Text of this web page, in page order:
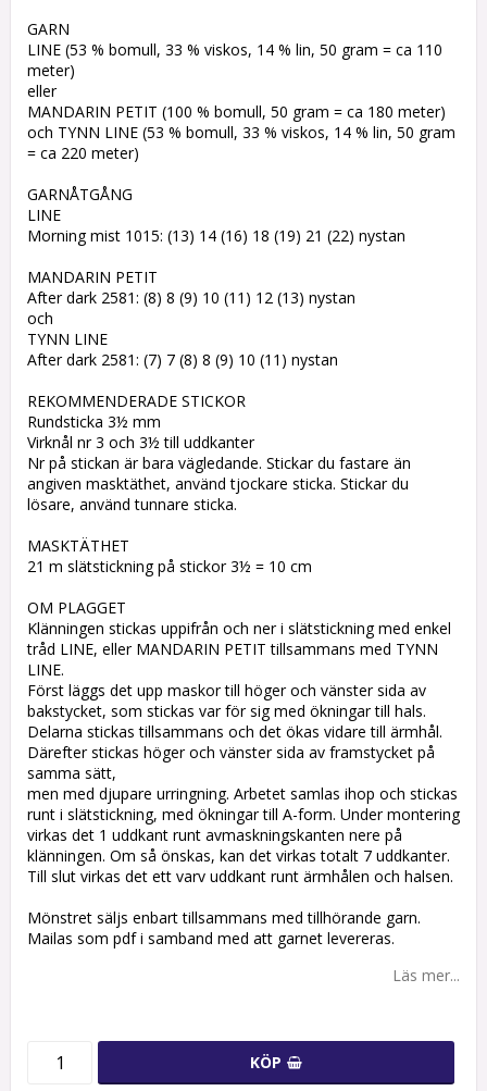
GARN
LINE (53 % bomull, 33 % viskos, 14 % lin, 50 gram = ca 110
meter)
eller
MANDARIN PETIT (100 % bomull, 50 gram = ca 180 meter)
och TYNN LINE (53 % bomull, 33 % viskos, 14 % lin, 50 gram
= ca 220 meter)
GARNÅTGÅNG
LINE
Morning mist 1015: (13) 14 (16) 18 (19) 21 (22) nystan
MANDARIN PETIT
After dark 2581: (8) 8 (9) 10 (11) 12 (13) nystan
och
TYNN LINE
After dark 2581: (7) 7 (8) 8 (9) 10 (11) nystan
REKOMMENDERADE STICKOR
Rundsticka 3½ mm
Virknål nr 3 och 3½ till uddkanter
Nr på stickan är bara vägledande. Stickar du fastare än
angiven masktäthet, använd tjockare sticka. Stickar du
lösare, använd tunnare sticka.
MASKTÄTHET
21 m slätstickning på stickor 3½ = 10 cm
OM PLAGGET
Klänningen stickas uppifrån och ner i slätstickning med enkel
tråd LINE, eller MANDARIN PETIT tillsammans med TYNN
LINE.
Först läggs det upp maskor till höger och vänster sida av
bakstycket, som stickas var för sig med ökningar till hals.
Delarna stickas tillsammans och det ökas vidare till ärmhål.
Därefter stickas höger och vänster sida av framstycket på
samma sätt,
men med djupare urringning. Arbetet samlas ihop och stickas
runt i slätstickning, med ökningar till A-form. Under montering
virkas det 1 uddkant runt avmaskningskanten nere på
klänningen. Om så önskas, kan det virkas totalt 7 uddkanter.
Till slut virkas det ett varv uddkant runt ärmhålen och halsen.
Mönstret säljs enbart tillsammans med tillhörande garn.
Mailas som pdf i samband med att garnet levereras.
Läs mer...
KÖP